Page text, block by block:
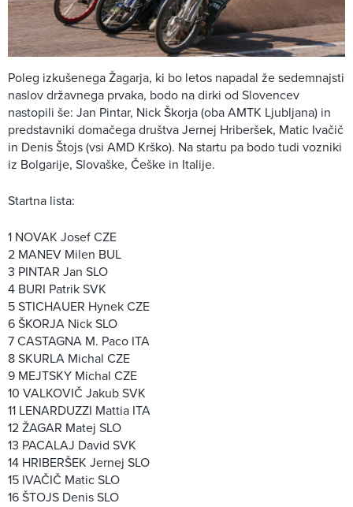
Poleg izkušenega Žagarja, ki bo letos napadal že sedemnajsti
naslov državnega prvaka, bodo na dirki od Slovencev
nastopili še: Jan Pintar, Nick Škorja (oba AMTK Ljubljana) in
predstavniki domačega društva Jernej Hriberšek, Matic Ivačič
in Denis Štojs (vsi AMD Krško). Na startu pa bodo tudi vozniki
iz Bolgarije, Slovaške, Češke in Italije.
Startna lista:
1 NOVAK Josef CZE
2 MANEV Milen BUL
3 PINTAR Jan SLO
4 BURI Patrik SVK
5 STICHAUER Hynek CZE
6 ŠKORJA Nick SLO
7 CASTAGNA M. Paco ITA
8 SKURLA Michal CZE
9 MEJTSKY Michal CZE
10 VALKOVIČ Jakub SVK
11 LENARDUZZI Mattia ITA
12 ŽAGAR Matej SLO
13 PACALAJ David SVK
14 HRIBERŠEK Jernej SLO
15 IVAČIČ Matic SLO
16 ŠTOJS Denis SLO